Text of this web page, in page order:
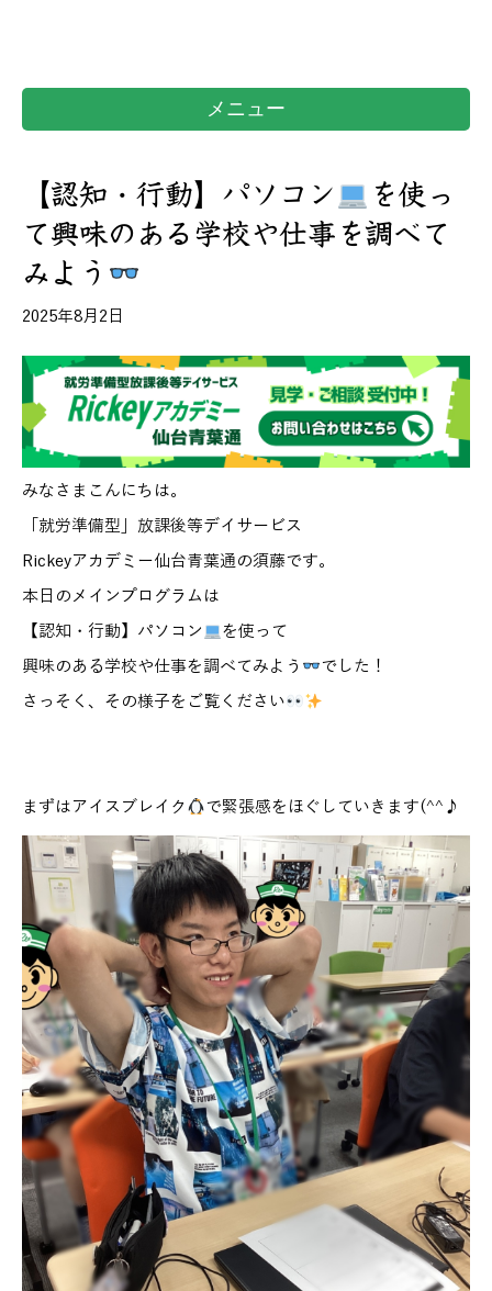
メニュー
【認知・行動】パソコン
を使っ
て興味のある学校や仕事を調べて
みよう
2025年8月2日
みなさまこんにちは。
「就労準備型」放課後等デイサービス
Rickeyアカデミー仙台青葉通の須藤です。
本日のメインプログラムは
【認知・行動】パソコン
を使って
興味のある学校や仕事を調べてみよう
でした！
さっそく、その様子をご覧ください
まずはアイスブレイク で緊張感をほぐしていきます(^^♪